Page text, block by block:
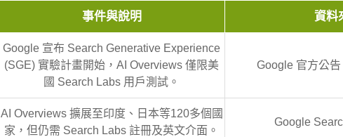
事件與說明 資料
Google 宣布 Search Generative Experience
(SGE) 實驗計畫開始，AI Overviews 僅限美
國 Search Labs 用戶測試。
Google 官方公
AI Overviews 擴展至印度、日本等120多個國
家，但仍需 Search Labs 註冊及英文介面。
Google